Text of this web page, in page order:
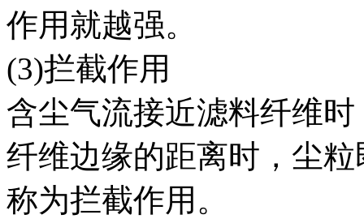
作用就越强。
(3)拦截作用
含尘气流接近滤料纤维
纤维边缘的距离时，尘
称为拦截作用。